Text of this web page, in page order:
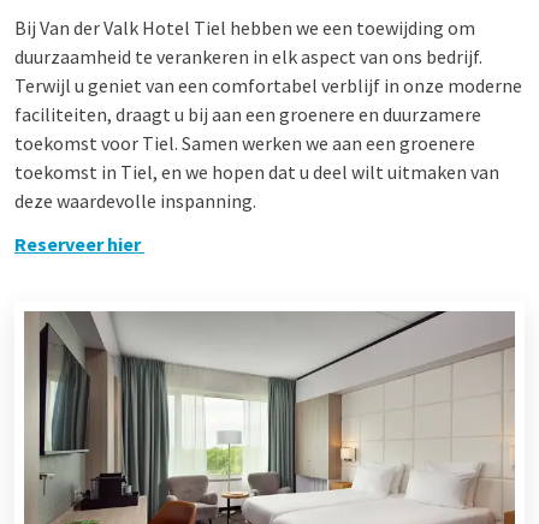
Bij Van der Valk Hotel Tiel hebben we een toewijding om
duurzaamheid te verankeren in elk aspect van ons bedrijf.
Terwijl u geniet van een comfortabel verblijf in onze moderne
faciliteiten, draagt u bij aan een groenere en duurzamere
toekomst voor Tiel. Samen werken we aan een groenere
toekomst in Tiel, en we hopen dat u deel wilt uitmaken van
deze waardevolle inspanning.
Reserveer hier